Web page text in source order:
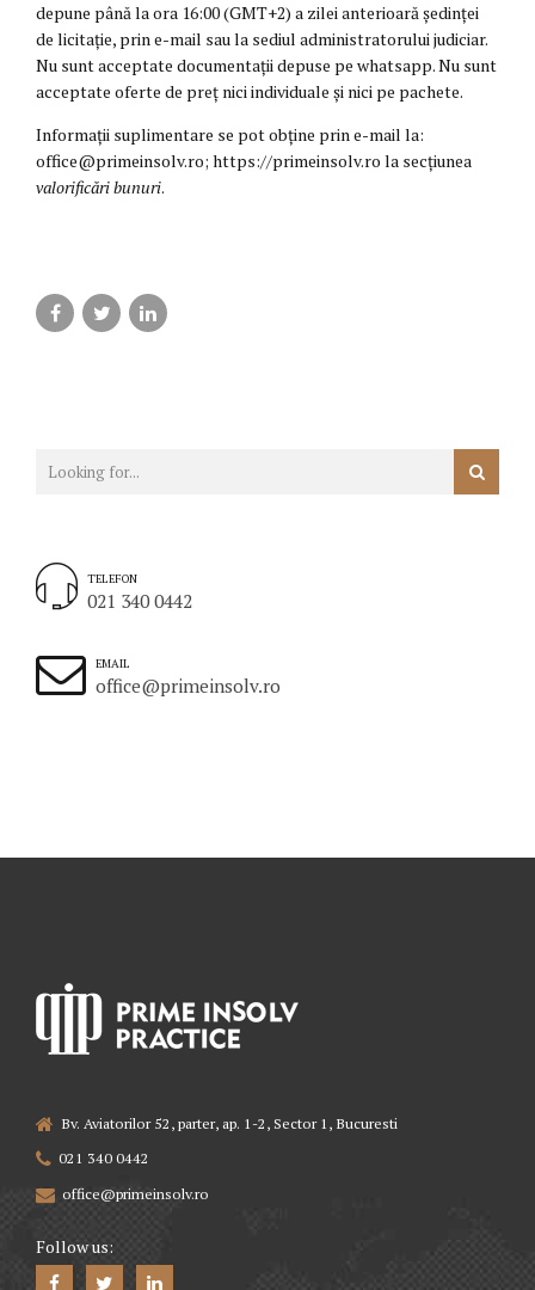
depune până la ora 16:00 (GMT+2) a zilei anterioară ședinței
de licitație, prin e-mail sau la sediul administratorului judiciar.
Nu sunt acceptate documentații depuse pe whatsapp. Nu sunt
acceptate oferte de preț nici individuale și nici pe pachete.
Informații suplimentare se pot obține prin e-mail la:
office@primeinsolv.ro; https://primeinsolv.ro la secțiunea
valorificări bunuri.
TELEFON
021 340 0442
EMAIL
office@primeinsolv.ro
Bv. Aviatorilor 52, parter, ap. 1-2, Sector 1, Bucuresti
021 340 0442
office@primeinsolv.ro
Follow us: